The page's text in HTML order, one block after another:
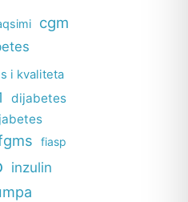
cgm
i kvaliteta
dijabetes
fiasp
inzulin